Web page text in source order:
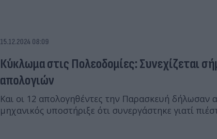
15.12.2024 08:09
Κύκλωμα στις Πολεοδομίες: Συνεχίζεται
απολογιών
Και οι 12 απολογηθέντες την Παρασκευή δήλωσαν
μηχανικός υποστήριξε ότι συνεργάστηκε γιατί